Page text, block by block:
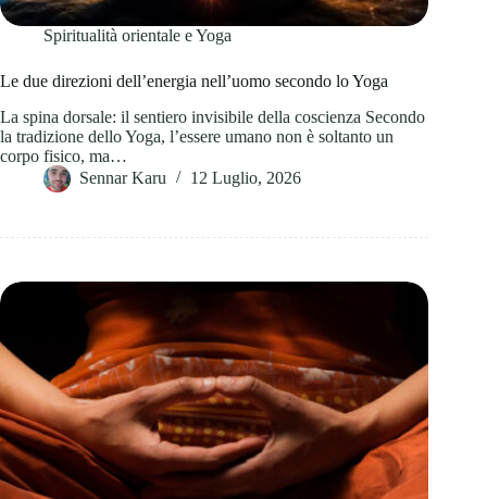
Spiritualità orientale e Yoga
Le due direzioni dell’energia nell’uomo secondo lo Yoga
La spina dorsale: il sentiero invisibile della coscienza Secondo
la tradizione dello Yoga, l’essere umano non è soltanto un
corpo fisico, ma…
Sennar Karu
12 Luglio, 2026